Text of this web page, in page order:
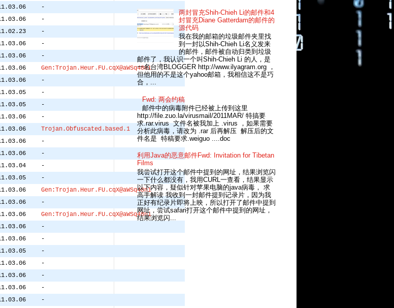
-
-
-
-
-
Gen:Trojan.Heur.FU.cqX@aWSq48ni
-
-
-
-
Trojan.Obfuscated.based.1
-
-
-
-
Gen:Trojan.Heur.FU.cqX@aWSq48ni
-
Gen:Trojan.Heur.FU.cqX@aWSq48ni
-
-
-
-
-
-
-
两封冒充Shih-Chieh Li的邮件和4
封冒充Diane Gatterdam的邮件的
源代码
我在我的邮箱的垃圾邮件夹里找
到一封以Shih-Chieh Li名义发来
的邮件，邮件被自动归类到垃圾
邮件了，我认识一个叫Shih-Chieh Li 的人，是
一名台湾BLOGGER http://www.ilyagram.org ，
但他用的不是这个yahoo邮箱，我相信这不是巧
合，...
Fwd: 两会约稿
邮件中的病毒附件已经被上传到这里
http://file.zuo.la/virusmail/2011MAR/ 特搞要
求.rar.virus 文件名被我加上 .virus ，如果需要
分析此病毒，请改为 .rar 后再解压 解压后的文
件名是 特稿要求.weiguo ‮cod....
利用Java的恶意邮件Fwd: Invitation for Tibetan
Films
我尝试打开这个邮件中提到的网址，结果浏览闪
一下什么都没有，我用CURL一查看，结果显示
以下内容，疑似针对苹果电脑的java病毒， 求
高手解读 我收到一封邮件提到记录片，因为我
正好有纪录片即将上映，所以打开了邮件中提到
网址，尝试safari打开这个邮件中提到的网址，
结果浏览闪...